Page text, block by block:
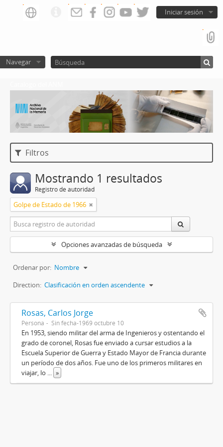
Iniciar sesión
Navegar
Filtros
Mostrando 1 resultados
Registro de autoridad
Golpe de Estado de 1966
Opciones avanzadas de búsqueda
Ordenar por: Nombre
Direction: Clasificación en orden ascendente
Rosas, Carlos Jorge
Persona Sin fecha-1969 octubre 10
En 1953, siendo militar del arma de Ingenieros y ostentando el
grado de coronel, Rosas fue enviado a cursar estudios a la
Escuela Superior de Guerra y Estado Mayor de Francia durante
un período de dos años. Fue uno de los primeros militares en
viajar, lo ... »